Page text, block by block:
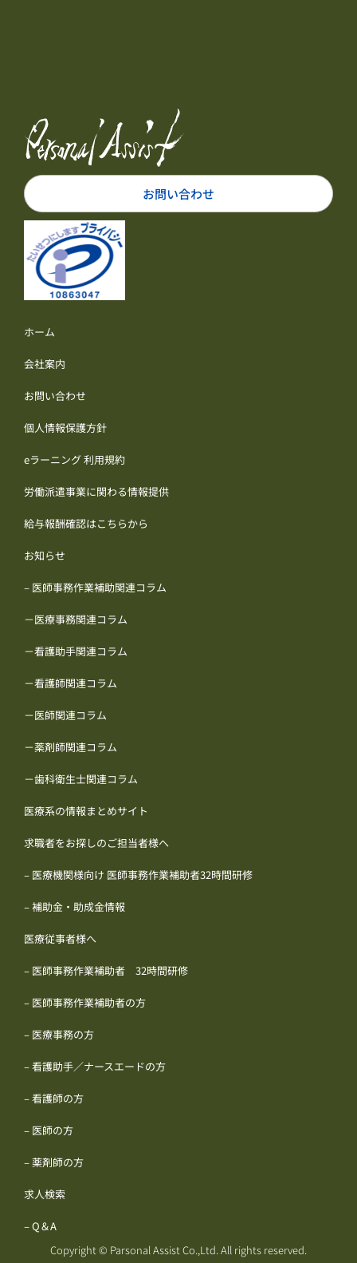
お問い合わせ
ホーム
会社案内
お問い合わせ
個人情報保護方針
eラーニング 利用規約
労働派遣事業に関わる情報提供
給与報酬確認はこちらから
お知らせ
– 医師事務作業補助関連コラム
－医療事務関連コラム
－看護助手関連コラム
－看護師関連コラム
－医師関連コラム
－薬剤師関連コラム
－歯科衛生士関連コラム
医療系の情報まとめサイト
求職者をお探しのご担当者様へ
– 医療機関様向け 医師事務作業補助者32時間研修
– 補助金・助成金情報
医療従事者様へ
– 医師事務作業補助者 32時間研修
– 医師事務作業補助者の方
– 医療事務の方
– 看護助手／ナースエードの方
– 看護師の方
– 医師の方
– 薬剤師の方
求人検索
– Q＆A
Copyright © Parsonal Assist Co.,Ltd. All rights reserved.